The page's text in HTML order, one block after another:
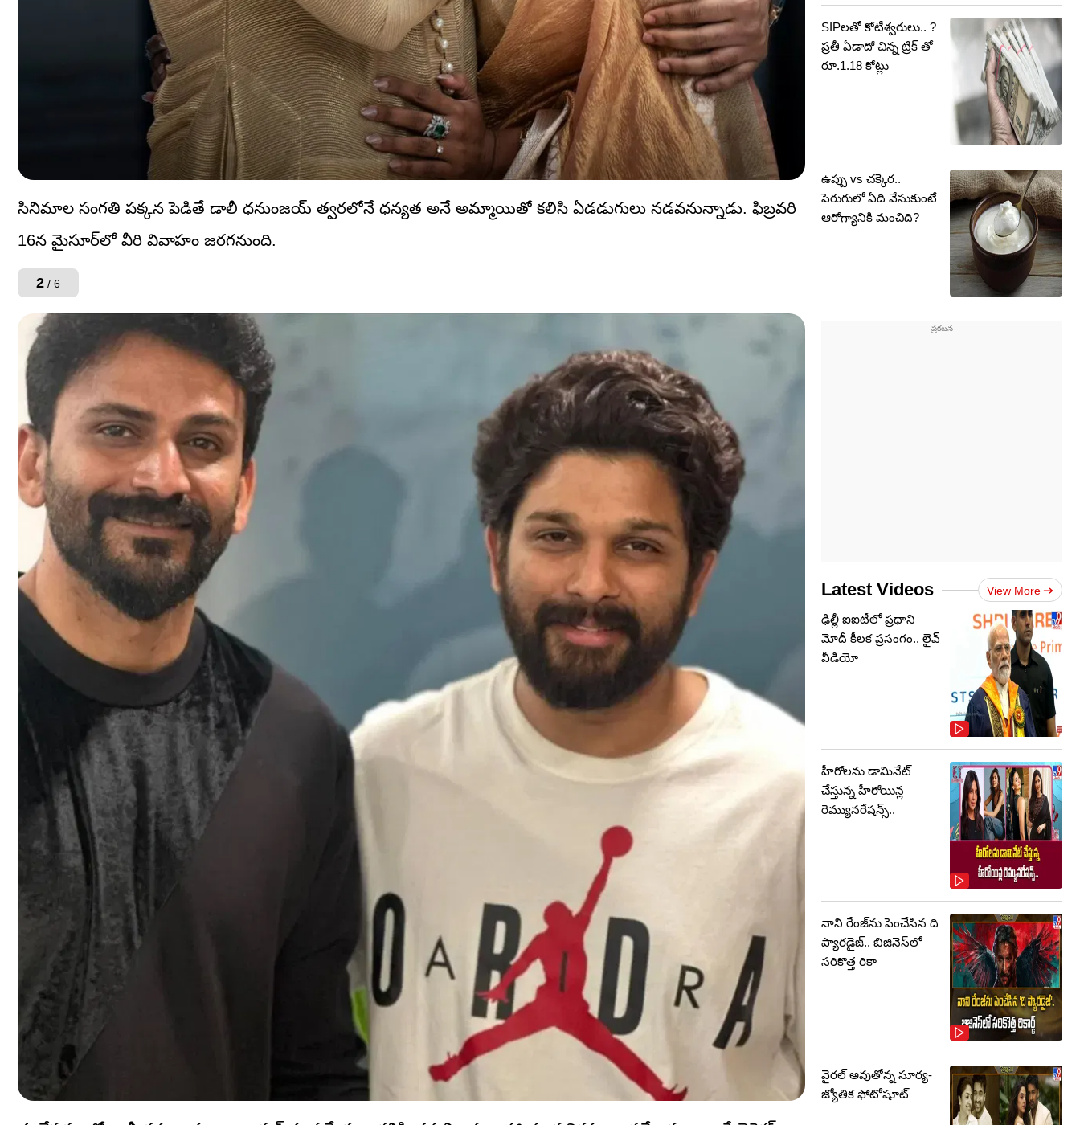
సినిమాల సంగతి పక్కన పెడితే డాలీ ధనుంజయ్ త్వరలోనే ధన్యత అనే అమ్మాయితో కలిసి ఏడడుగులు నడవనున్నాడు. ఫిబ్రవరి
16న మైసూర్‌లో వీరి వివాహం జరగనుంది.
2 / 6
SIPలతో కోటీశ్వరులు.. ?
ప్రతీ ఏడాదో చిన్న ట్రిక్ తో
రూ.1.18 కోట్లు
ఉప్పు vs చక్కెర..
పెరుగులో ఏది వేసుకుంటే
ఆరోగ్యానికి మంచిది?
Latest Videos View More
ఢిల్లీ ఐఐటీలో ప్రధాని
మోదీ కీలక ప్రసంగం.. లైవ్
వీడియో
హీరోలను డామినేట్
చేస్తున్న హీరోయిన్ల
రెమ్యునరేషన్స్..
నాని రేంజ్‌ను పెంచేసిన ది
ప్యారడైజ్.. బిజినెస్‌లో
సరికొత్త రికా
వైరల్ అవుతోన్న సూర్య-
జ్యోతిక ఫోటోషూట్